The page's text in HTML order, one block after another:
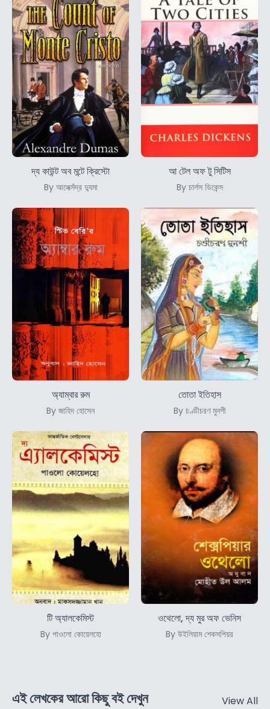
দ্য কাউন্ট অব মন্টে ক্রিস্টো
By আলেক্সঁদ্র দ্যুমা
আ টেল অফ টু সিটিস
By চার্লস ডিকেন্স
অ্যাম্বার রুম
By জাহিদ হোসেন
তোতা ইতিহাস
By চণ্ডীচরণ মুনশী
টি অ্যালকেমিস্ট
By পাওলো কোয়েলহো
ওথেলো, দ্য মুর অফ ভেনিস
By উইলিয়াম শেকসপিয়র
এই লেখকের আরো কিছু বই দেখুন View All